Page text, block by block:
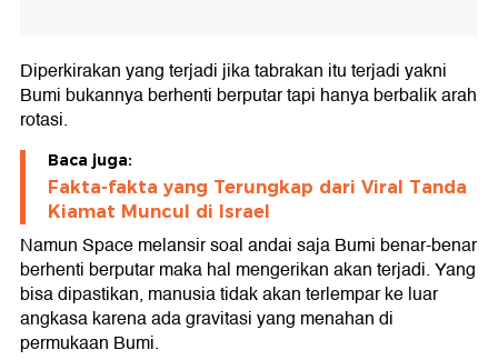
Diperkirakan yang terjadi jika tabrakan itu terjadi yakni
Bumi bukannya berhenti berputar tapi hanya berbalik arah
rotasi.
Baca juga:
Fakta-fakta yang Terungkap dari Viral Tanda
Kiamat Muncul di Israel
Namun Space melansir soal andai saja Bumi benar-benar
berhenti berputar maka hal mengerikan akan terjadi. Yang
bisa dipastikan, manusia tidak akan terlempar ke luar
angkasa karena ada gravitasi yang menahan di
permukaan Bumi.